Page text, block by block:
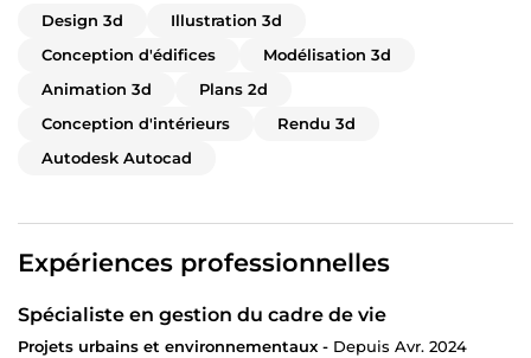
Design 3d
Illustration 3d
Conception d'édifices
Modélisation 3d
Animation 3d
Plans 2d
Conception d'intérieurs
Rendu 3d
Autodesk Autocad
Expériences professionnelles
Spécialiste en gestion du cadre de vie
Projets urbains et environnementaux - Depuis Avr. 2024